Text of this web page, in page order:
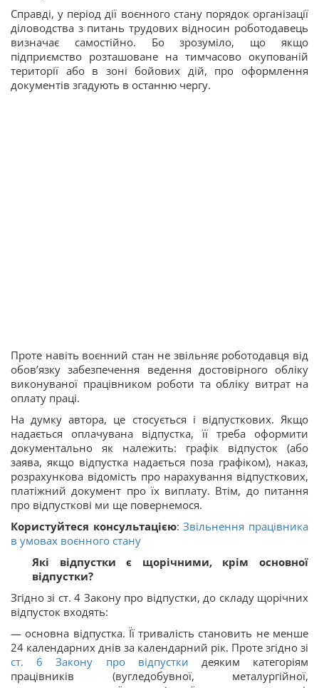
Справді, у період дії воєнного стану порядок організації
діловодства з питань трудових відносин роботодавець
визначає самостійно. Бо зрозуміло, що якщо
підприємство розташоване на тимчасово окупованій
території або в зоні бойових дій, про оформлення
документів згадують в останню чергу.
Проте навіть воєнний стан не звільняє роботодавця від
обов’язку забезпечення ведення достовірного обліку
виконуваної працівником роботи та обліку витрат на
оплату праці.
На думку автора, це стосується і відпусткових. Якщо
надається оплачувана відпустка, її треба оформити
документально як належить: графік відпусток (або
заява, якщо відпустка надається поза графіком), наказ,
розрахункова відомість про нарахування відпусткових,
платіжний документ про їх виплату. Втім, до питання
про відпусткові ми ще повернемося.
Користуйтеся консультацією:Звільнення працівника
в умовах воєнного стану
Які відпустки є щорічними, крім основної
відпустки?
Згідно зі ст. 4 Закону про відпустки, до складу щорічних
відпусток входять:
— основна відпустка. Її тривалість становить не менше
24 календарних днів за календарний рік. Проте згідно зі
ст. 6 Закону про відпустки деяким категоріям
працівників (вугледобувної, металургійної,